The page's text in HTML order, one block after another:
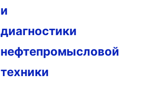
и
диагностики
нефтепромысловой
техники